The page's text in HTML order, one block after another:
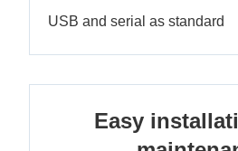
USB and serial as standard
Easy